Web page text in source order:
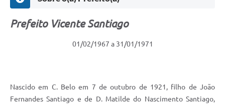
Prefeito Vicente Santiago
01/02/1967 a 31/01/1971
Nascido em C. Belo em 7 de outubro de 1921, filho de João
Fernandes Santiago e de D. Matilde do Nascimento Santiago,